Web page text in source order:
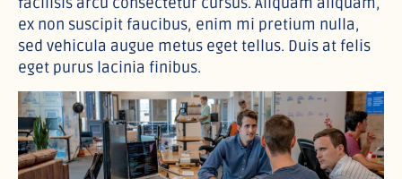
ex non suscipit faucibus, enim mi pretium nulla,
sed vehicula augue metus eget tellus. Duis at felis
eget purus lacinia finibus.